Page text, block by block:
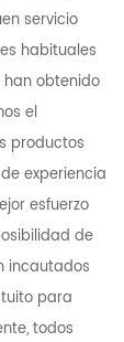
servicio
habituales
obtenido
el
productos
experiencia
esfuerzo
de
incautados
para
todos